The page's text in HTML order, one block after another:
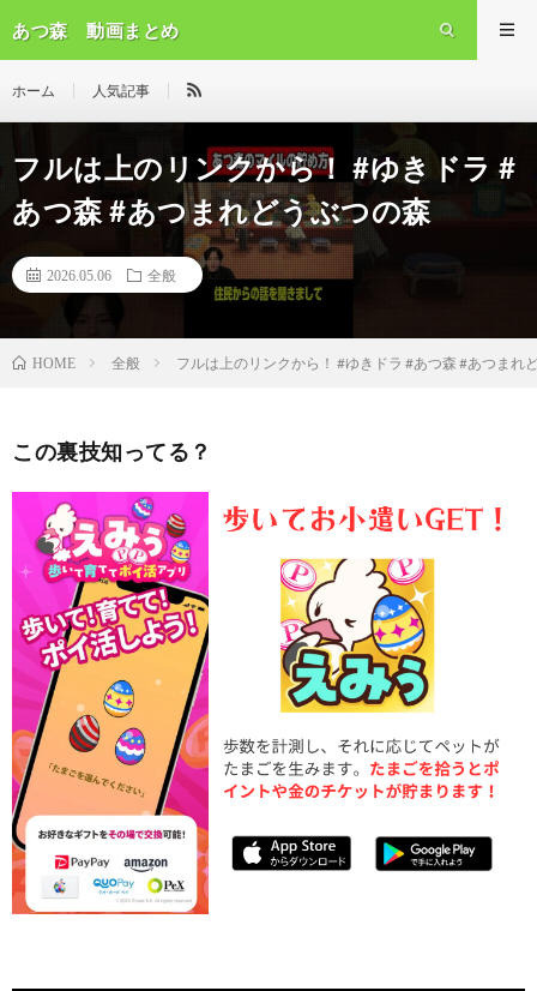
あつ森 動画まとめ
ホーム 人気記事
フルは上のリンクから！ #ゆきドラ #
あつ森 #あつまれどうぶつの森
2026.05.06 全般
HOME 全般 フルは上のリンクから！ #ゆきドラ #あつ森 #あつまれ
この裏技知ってる？